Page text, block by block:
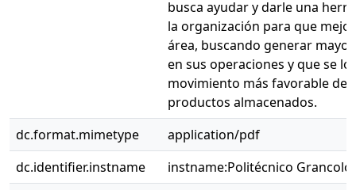
busca ayudar y darle una
la organización para que
área, buscando generar
en sus operaciones y que se
movimiento más favorable de
productos almacenados.
dc.format.mimetype
application/pdf
dc.identifier.instname
instname:Politécnico